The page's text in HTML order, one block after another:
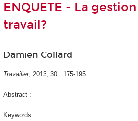
ENQUETE - La
travail?
Damien Collard
Travailler, 2013, 30 : 175-195
Abstract :
Keywords :